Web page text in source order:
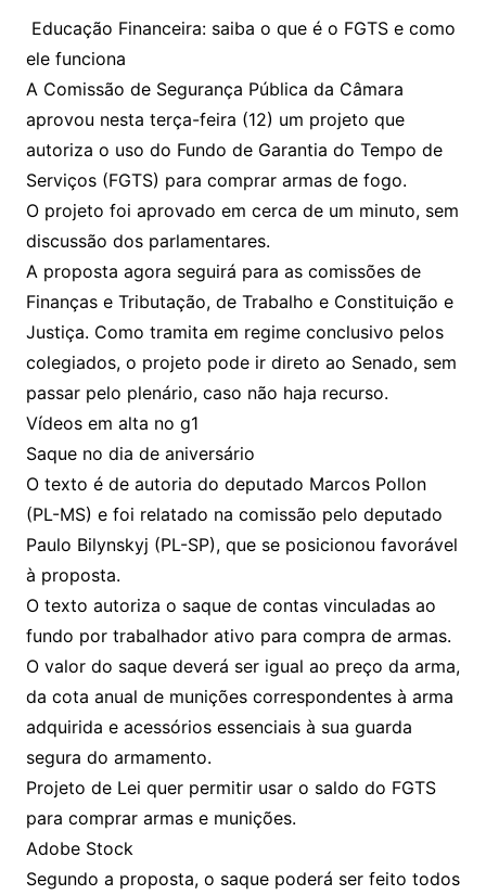
Educação Financeira: saiba o que é o FGTS e como
ele funciona
A Comissão de Segurança Pública da Câmara
aprovou nesta terça-feira (12) um projeto que
autoriza o uso do Fundo de Garantia do Tempo de
Serviços (FGTS) para comprar armas de fogo.
O projeto foi aprovado em cerca de um minuto, sem
discussão dos parlamentares.
A proposta agora seguirá para as comissões de
Finanças e Tributação, de Trabalho e Constituição e
Justiça. Como tramita em regime conclusivo pelos
colegiados, o projeto pode ir direto ao Senado, sem
passar pelo plenário, caso não haja recurso.
Vídeos em alta no g1
Saque no dia de aniversário
O texto é de autoria do deputado Marcos Pollon
(PL-MS) e foi relatado na comissão pelo deputado
Paulo Bilynskyj (PL-SP), que se posicionou favorável
à proposta.
O texto autoriza o saque de contas vinculadas ao
fundo por trabalhador ativo para compra de armas.
O valor do saque deverá ser igual ao preço da arma,
da cota anual de munições correspondentes à arma
adquirida e acessórios essenciais à sua guarda
segura do armamento.
Projeto de Lei quer permitir usar o saldo do FGTS
para comprar armas e munições.
Adobe Stock
Segundo a proposta, o saque poderá ser feito todos